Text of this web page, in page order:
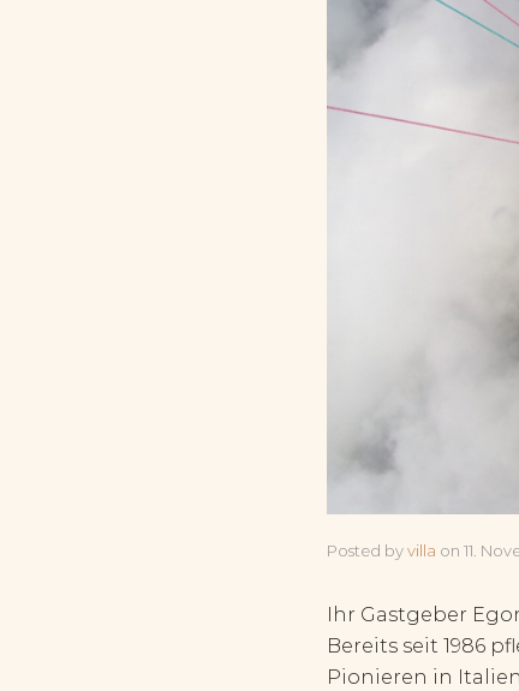
Posted byvilla on 11.
Ihr Gastgeber
Bereits seit 1986
Pionieren in